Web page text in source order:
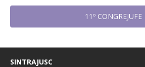
11º CONGREJUFE
SINTRAJUSC